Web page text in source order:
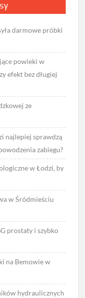
darmowe próbki
powieki w
efekt bez długiej
ze
najlepiej sprawdzą
zabiegu?
w Łodzi, by
w Śródmieściu
prostaty i szybko
na Bemowie w
hydraulicznych